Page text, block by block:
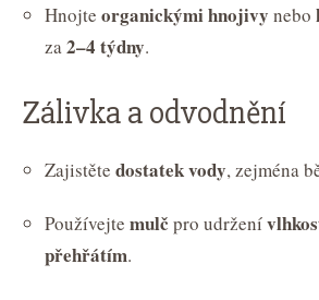
Hnojte organickými hnojivy nebo
za2–4 týdny.
Zálivka a odvodnění
Zajistěte dostatek vody, zejména
Používejte mulč pro udržení
přehřátím.